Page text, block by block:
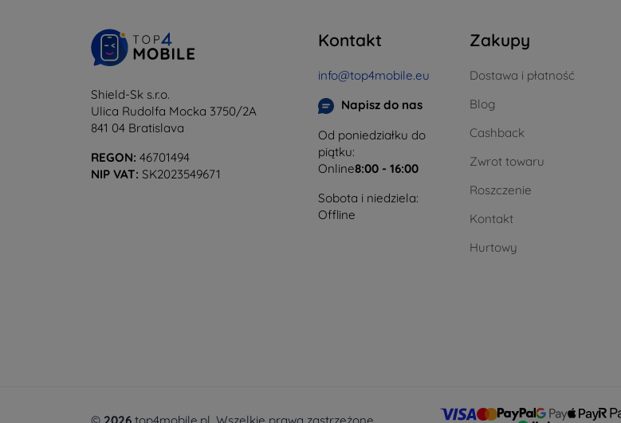
Shield-Sk s.r.o.
Ulica Rudolfa Mocka 3750/2A
841 04 Bratislava
REGON: 46701494
NIP VAT: SK2023549671
Kontakt
info@top4mobile.eu
Napisz do nas
Od poniedziałku do
piątku:
Online8:00 - 16:00
Sobota i niedziela:
Offline
Zakupy
Dostawa i płatność
Blog
Cashback
Zwrot towaru
Roszczenie
Kontakt
Hurtowy